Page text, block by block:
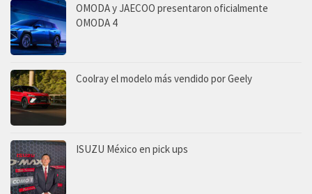
OMODA y JAECOO presentaron oficialmente
OMODA 4
Coolray el modelo más vendido por Geely
ISUZU México en pick ups